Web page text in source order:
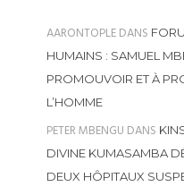
AARONTOPLEDANS
HUMAINS : SAMUEL
PROMOUVOIR ET À
L’HOMME
PETER MBENGU DANS
DIVINE KUMASAMBA
DEUX HÔPITAUX